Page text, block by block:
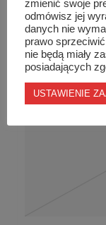
Uczniowie
zmienić swoje
odmówisz jej
danych nie
prawo
nie będą miały
posiadających
USTAWIENIE